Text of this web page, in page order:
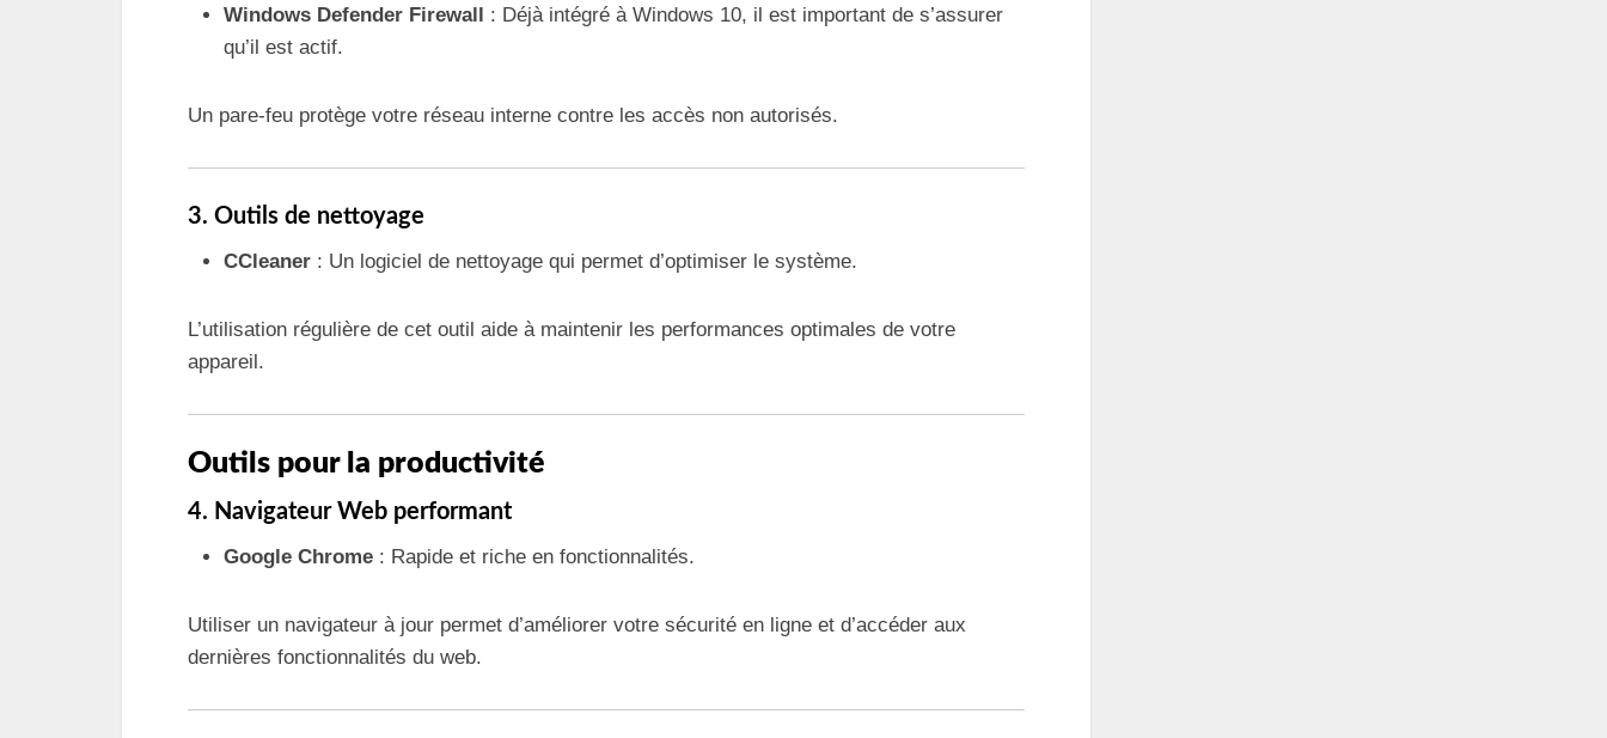
Windows Defender Firewall : Déjà intégré à Windows 10, il est important de s’assurer
qu’il est actif.
Un pare-feu protège votre réseau interne contre les accès non autorisés.
3. Outils de nettoyage
CCleaner : Un logiciel de nettoyage qui permet d’optimiser le système.
L’utilisation régulière de cet outil aide à maintenir les performances optimales de votre
appareil.
Outils pour la productivité
4. Navigateur Web performant
Google Chrome : Rapide et riche en fonctionnalités.
Utiliser un navigateur à jour permet d’améliorer votre sécurité en ligne et d’accéder aux
dernières fonctionnalités du web.